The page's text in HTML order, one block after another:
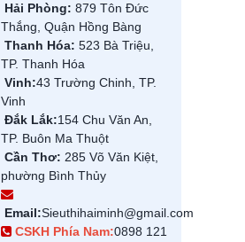
Hải Phòng: 879 Tôn Đức
Thắng, Quận Hồng Bàng
Thanh Hóa: 523 Bà Triệu,
TP. Thanh Hóa
Vinh:43 Trường Chinh, TP.
Vinh
Đắk Lắk:154 Chu Văn An,
TP. Buôn Ma Thuột
Cần Thơ: 285 Võ Văn Kiệt,
phường Bình Thủy
Email:Sieuthihaiminh@gmail.com
CSKH Phía Nam:0898 121